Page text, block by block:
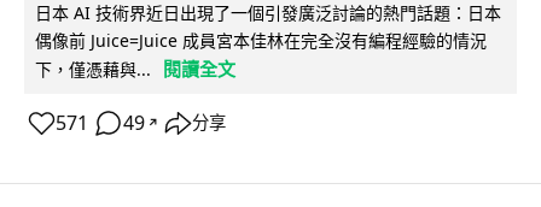
日本 AI 技術界近日出現了一個引發廣泛討論的熱門話題：日本
偶像前 Juice=Juice 成員宮本佳林在完全沒有編程經驗的情況
下，僅憑藉與...
閱讀全文
571 49 ↗ 分享